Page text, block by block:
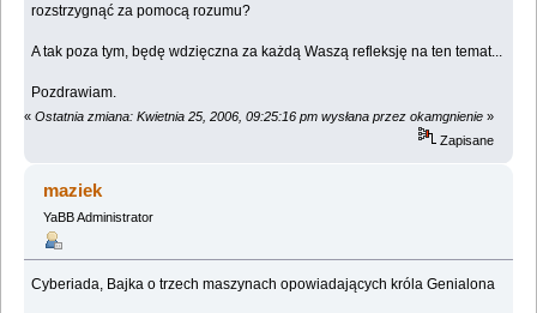
rozstrzygnąć za pomocą rozumu?
A tak poza tym, będę wdzięczna za każdą Waszą refleksję na ten temat...
Pozdrawiam.
« Ostatnia zmiana: Kwietnia 25, 2006, 09:25:16 pm wysłana przez okamgnienie »
Zapisane
maziek
YaBB Administrator
Cyberiada, Bajka o trzech maszynach opowiadających króla Genialona